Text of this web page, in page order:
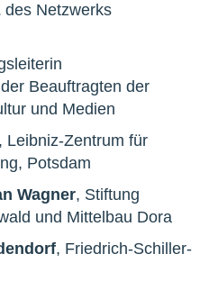
des Netzwerks
Beauftragten der
und Medien
, Leibniz-Zentrum für
Potsdam
Wagner, Stiftung
und Mittelbau Dora
, Friedrich-Schiller-